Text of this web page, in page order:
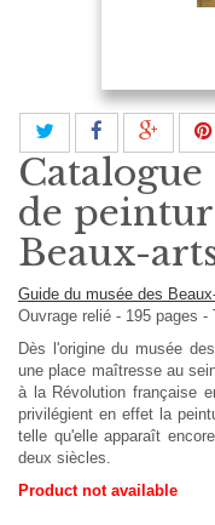
de
Beaux-
Guide du musée des
Ouvrage relié - 195 pages -
Dès l'origine du musée
une place maîtresse au
à la Révolution française
privilégient en effet la
telle qu'elle apparaît
deux siècles.
Product not available